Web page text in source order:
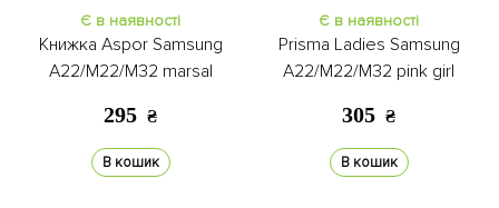
Є в наявності
Книжка Aspor Samsung
A22/M22/M32 marsal
295 ₴
В кошик
Є в наявності
Prisma Ladies Samsung
A22/M22/M32 pink girl
305 ₴
В кошик